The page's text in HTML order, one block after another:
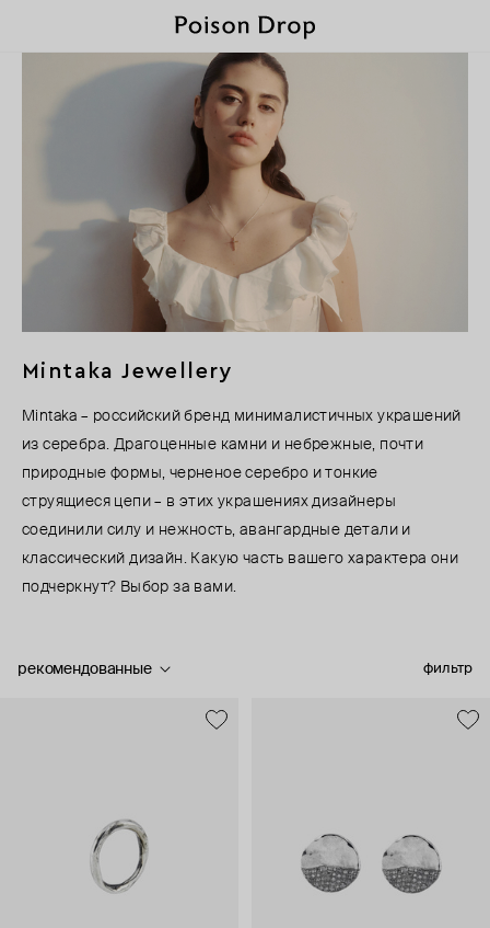
Mintaka Jewellery
Mintaka – российский бренд минималистичных украшений
из серебра. Драгоценные камни и небрежные, почти
природные формы, черненое серебро и тонкие
струящиеся цепи – в этих украшениях дизайнеры
соединили силу и нежность, авангардные детали и
классический дизайн. Какую часть вашего характера они
подчеркнут? Выбор за вами.
фильтр
рекомендованные